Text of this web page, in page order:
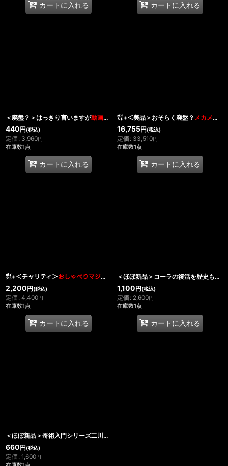
カートに入れる カートに入れる
＜廃盤？＞はっきり言いますが動画用 です「VANISING」
440円(税込)
定価 : 3,960円
在庫数1点
カートに入れる
㌽+＜美品＞おそらく廃盤？ メカメカメカ
16,755円(税込)
定価 : 33,510円
在庫数1点
カートに入れる
㌽+＜チャリティ＞おしゃべりマジック ・絶版かも？「輪ァーッ不思議？」
2,200円(税込)
定価 : 4,400円
在庫数1点
カートに入れる
＜ほぼ新品＞コーラの復活を歴史も含めて解説「HEALED AND SEALED SODA」
1,100円(税込)
定価 : 2,600円
在庫数1点
カートに入れる
＜ほぼ新品＞奇術入門シリーズ二川滋夫「コインマジック」
660円(税込)
定価 : 1,600円